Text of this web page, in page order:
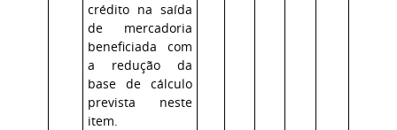
crédito na saída
de mercadoria
beneficiada com
a redução da
base de cálculo
prevista neste
item.